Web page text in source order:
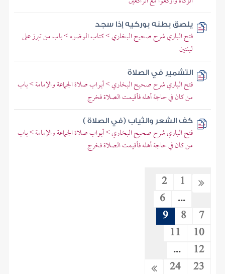
يلصق بطنه بوركيه إذا سجد
فتح الباري شرح صحيح البخاري > كتاب الوضوء > باب من تبرز على
لبنتين
التشمير في الصلاة
فتح الباري شرح صحيح البخاري > أبواب صلاة الجماعة والإمامة > باب
من كان في حاجة أهله فأقيمت الصلاة فخرج
كف الشعر والثياب (في الصلاة )
فتح الباري شرح صحيح البخاري > أبواب صلاة الجماعة والإمامة > باب
من كان في حاجة أهله فأقيمت الصلاة فخرج
1
2
...
6
7
8
9
10
11
12
...
23
24